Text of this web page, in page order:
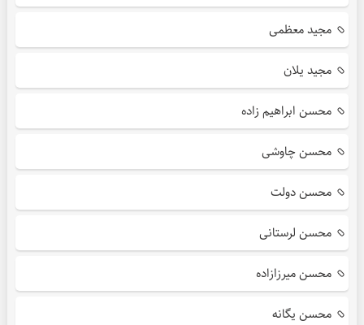
مجید معظمی
مجید یلان
محسن ابراهیم زاده
محسن چاوشی
محسن دولت
محسن لرستانی
محسن میرزازاده
محسن یگانه